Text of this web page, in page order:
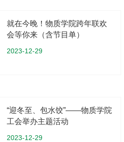
就在今晚！物质学院跨年联欢
会等你来（含节目单）
2023-12-29
“迎冬至、包水饺”——物质学院
工会举办主题活动
2023-12-29